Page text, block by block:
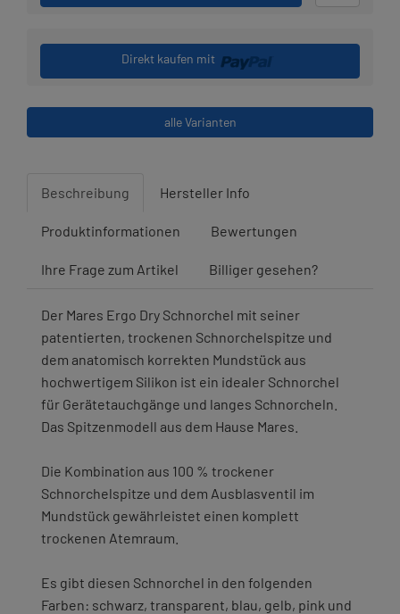
Direkt kaufen mit
alle Varianten
Beschreibung Hersteller Info
Produktinformationen Bewertungen
Ihre Frage zum Artikel Billiger gesehen?
Der Mares Ergo Dry Schnorchel mit seiner
patentierten, trockenen Schnorchelspitze und
dem anatomisch korrekten Mundstück aus
hochwertigem Silikon ist ein idealer Schnorchel
für Gerätetauchgänge und langes Schnorcheln.
Das Spitzenmodell aus dem Hause Mares.
Die Kombination aus 100 % trockener
Schnorchelspitze und dem Ausblasventil im
Mundstück gewährleistet einen komplett
trockenen Atemraum.
Es gibt diesen Schnorchel in den folgenden
Farben: schwarz, transparent, blau, gelb, pink und